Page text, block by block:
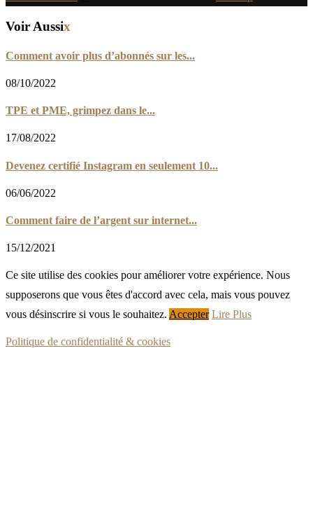
Voir Aussix
Comment avoir plus d’abonnés sur les...
08/10/2022
TPE et PME, grimpez dans le...
17/08/2022
Devenez certifié Instagram en seulement 10...
06/06/2022
Comment faire de l’argent sur internet...
15/12/2021
Ce site utilise des cookies pour améliorer votre expérience. Nous
supposerons que vous êtes d'accord avec cela, mais vous pouvez
vous désinscrire si vous le souhaitez. Accepter Lire Plus
Politique de confidentialité & cookies